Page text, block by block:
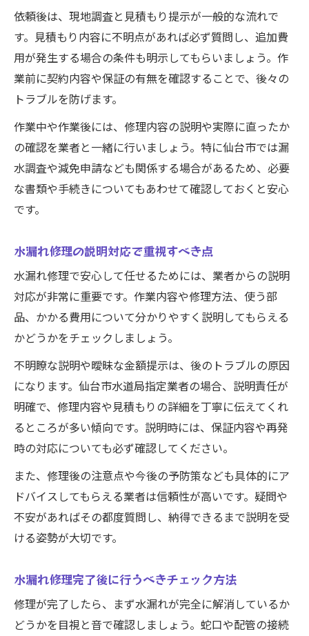
依頼後は、現地調査と見積もり提示が一般的な流れで
す。見積もり内容に不明点があれば必ず質問し、追加費
用が発生する場合の条件も明示してもらいましょう。作
業前に契約内容や保証の有無を確認することで、後々の
トラブルを防げます。
作業中や作業後には、修理内容の説明や実際に直ったか
の確認を業者と一緒に行いましょう。特に仙台市では漏
水調査や減免申請なども関係する場合があるため、必要
な書類や手続きについてもあわせて確認しておくと安心
です。
水漏れ修理の説明対応で重視すべき点
水漏れ修理で安心して任せるためには、業者からの説明
対応が非常に重要です。作業内容や修理方法、使う部
品、かかる費用について分かりやすく説明してもらえる
かどうかをチェックしましょう。
不明瞭な説明や曖昧な金額提示は、後のトラブルの原因
になります。仙台市水道局指定業者の場合、説明責任が
明確で、修理内容や見積もりの詳細を丁寧に伝えてくれ
るところが多い傾向です。説明時には、保証内容や再発
時の対応についても必ず確認してください。
また、修理後の注意点や今後の予防策なども具体的にア
ドバイスしてもらえる業者は信頼性が高いです。疑問や
不安があればその都度質問し、納得できるまで説明を受
ける姿勢が大切です。
水漏れ修理完了後に行うべきチェック方法
修理が完了したら、まず水漏れが完全に解消しているか
どうかを目視と音で確認しましょう。蛇口や配管の接続